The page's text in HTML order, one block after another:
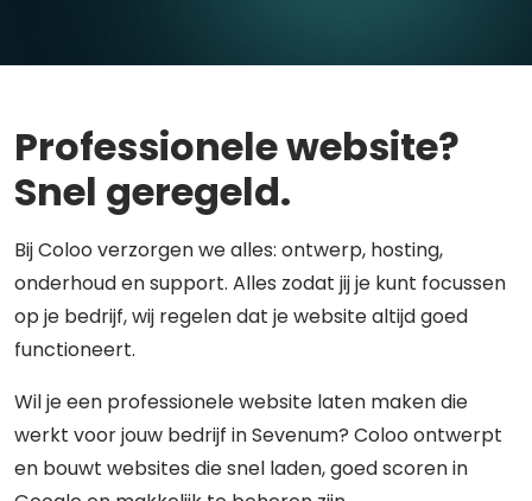
Professionele website?
Snel geregeld.
Bij Coloo verzorgen we alles: ontwerp, hosting,
onderhoud en support. Alles zodat jij je kunt focussen
op je bedrijf, wij regelen dat je website altijd goed
functioneert.
Wil je een professionele website laten maken die
werkt voor jouw bedrijf in Sevenum? Coloo ontwerpt
en bouwt websites die snel laden, goed scoren in